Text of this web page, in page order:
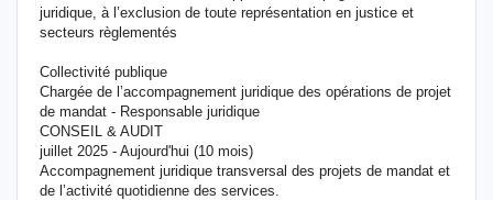
juridique, à l’exclusion de toute représentation en justice et
secteurs règlementés
Collectivité publique
Chargée de l’accompagnement juridique des opérations de projet
de mandat - Responsable juridique
CONSEIL & AUDIT
juillet 2025 - Aujourd'hui (10 mois)
Accompagnement juridique transversal des projets de mandat et
de l’activité quotidienne des services.